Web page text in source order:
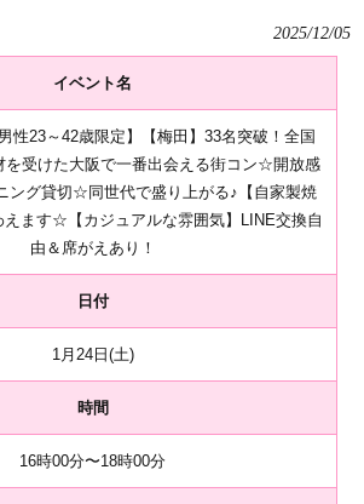
2025/12/05
イベント名
性23～42歳限定】【梅田】33名突破！全国
を受けた大阪で一番出会える街コン☆開放感
ング貸切☆同世代で盛り上がる♪【自家製焼
えます☆【カジュアルな雰囲気】LINE交換自
由＆席がえあり！
日付
1月24日(土)
時間
16時00分〜18時00分